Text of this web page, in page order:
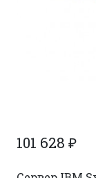
101 628 ₽